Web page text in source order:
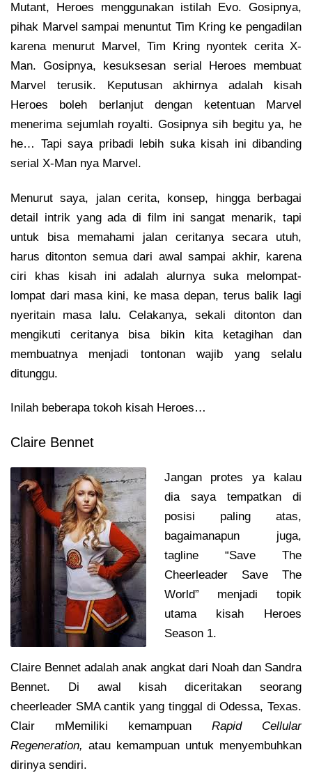
Mutant, Heroes menggunakan istilah Evo. Gosipnya,
pihak Marvel sampai menuntut Tim Kring ke pengadilan
karena menurut Marvel, Tim Kring nyontek cerita X-
Man. Gosipnya, kesuksesan serial Heroes membuat
Marvel terusik. Keputusan akhirnya adalah kisah
Heroes boleh berlanjut dengan ketentuan Marvel
menerima sejumlah royalti. Gosipnya sih begitu ya, he
he… Tapi saya pribadi lebih suka kisah ini dibanding
serial X-Man nya Marvel.
Menurut saya, jalan cerita, konsep, hingga berbagai
detail intrik yang ada di film ini sangat menarik, tapi
untuk bisa memahami jalan ceritanya secara utuh,
harus ditonton semua dari awal sampai akhir, karena
ciri khas kisah ini adalah alurnya suka melompat-
lompat dari masa kini, ke masa depan, terus balik lagi
nyeritain masa lalu. Celakanya, sekali ditonton dan
mengikuti ceritanya bisa bikin kita ketagihan dan
membuatnya menjadi tontonan wajib yang selalu
ditunggu.
Inilah beberapa tokoh kisah Heroes…
Claire Bennet
Jangan protes ya kalau
dia saya tempatkan di
posisi paling atas,
bagaimanapun juga,
tagline “Save The
Cheerleader Save The
World” menjadi topik
utama kisah Heroes
Season 1.
Claire Bennet adalah anak angkat dari Noah dan Sandra
Bennet. Di awal kisah diceritakan seorang
cheerleader SMA cantik yang tinggal di Odessa, Texas.
Clair mMemiliki kemampuan Rapid Cellular
Regeneration, atau kemampuan untuk menyembuhkan
dirinya sendiri.